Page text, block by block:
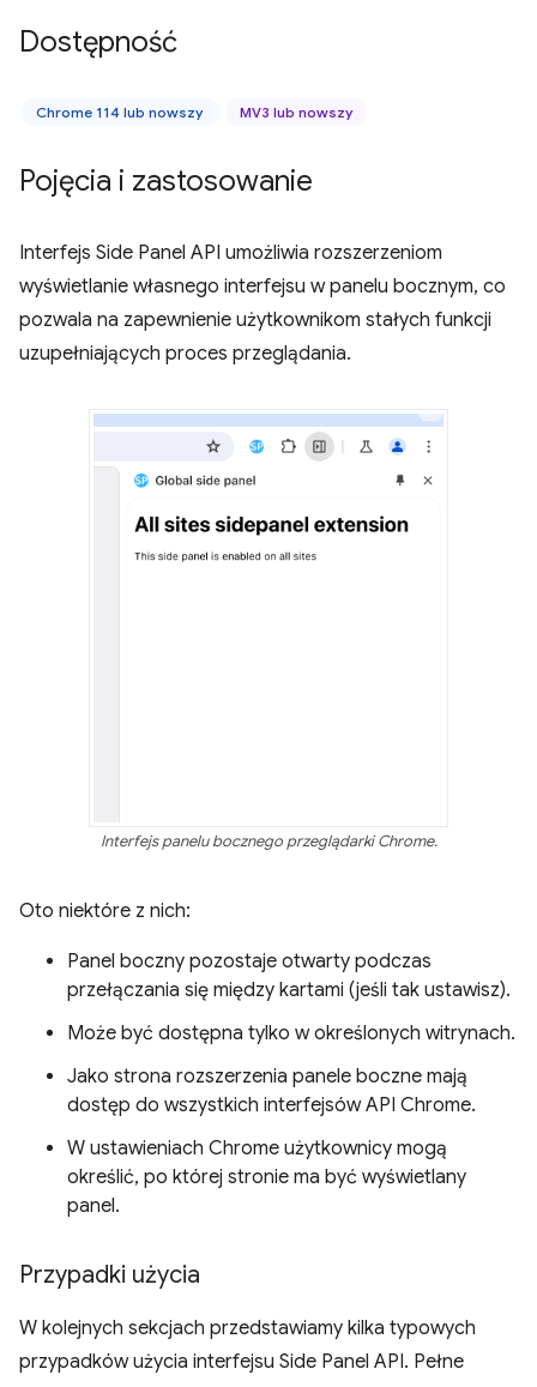
Dostępność
Chrome 114 lub nowszy MV3 lub nowszy
Pojęcia i zastosowanie
Interfejs Side Panel API umożliwia rozszerzeniom
wyświetlanie własnego interfejsu w panelu bocznym, co
pozwala na zapewnienie użytkownikom stałych funkcji
uzupełniających proces przeglądania.
Interfejs panelu bocznego przeglądarki Chrome.
Oto niektóre z nich:
Panel boczny pozostaje otwarty podczas
przełączania się między kartami (jeśli tak ustawisz).
Może być dostępna tylko w określonych witrynach.
Jako strona rozszerzenia panele boczne mają
dostęp do wszystkich interfejsów API Chrome.
W ustawieniach Chrome użytkownicy mogą
określić, po której stronie ma być wyświetlany
panel.
Przypadki użycia
W kolejnych sekcjach przedstawiamy kilka typowych
przypadków użycia interfejsu Side Panel API. Pełne